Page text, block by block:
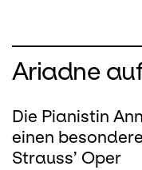
Ariadne
Die Pianistin
einen
Strauss’ Oper